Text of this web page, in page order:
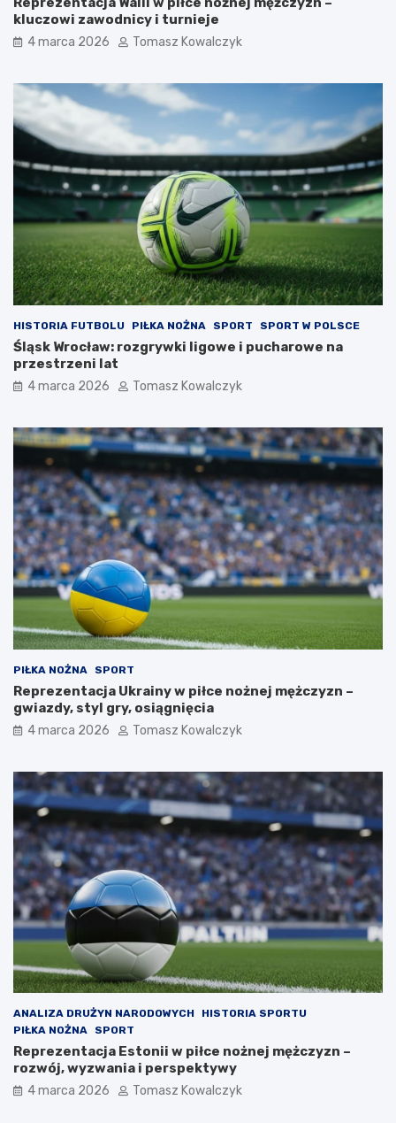
kluczowi zawodnicy i turnieje
4 marca 2026 Tomasz Kowalczyk
HISTORIA FUTBOLU PIŁKA NOŻNA SPORT SPORT W POLSCE
Śląsk Wrocław: rozgrywki ligowe i pucharowe na
przestrzeni lat
4 marca 2026 Tomasz Kowalczyk
PIŁKA NOŻNA SPORT
Reprezentacja Ukrainy w piłce nożnej mężczyzn –
gwiazdy, styl gry, osiągnięcia
4 marca 2026 Tomasz Kowalczyk
ANALIZA DRUŻYN NARODOWYCH
HISTORIA SPORTU
PIŁKA NOŻNA
SPORT
Reprezentacja Estonii w piłce nożnej mężczyzn –
rozwój, wyzwania i perspektywy
4 marca 2026 Tomasz Kowalczyk